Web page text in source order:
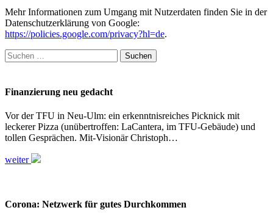
Mehr Informationen zum Umgang mit Nutzerdaten finden Sie in der
Datenschutzerklärung von Google:
https://policies.google.com/privacy?hl=de.
Suchen
nach:
Finanzierung neu gedacht
Vor der TFU in Neu-Ulm: ein erkenntnisreiches Picknick mit
leckerer Pizza (unübertroffen: LaCantera, im TFU-Gebäude) und
tollen Gesprächen. Mit-Visionär Christoph…
weiter
Corona: Netzwerk für gutes Durchkommen